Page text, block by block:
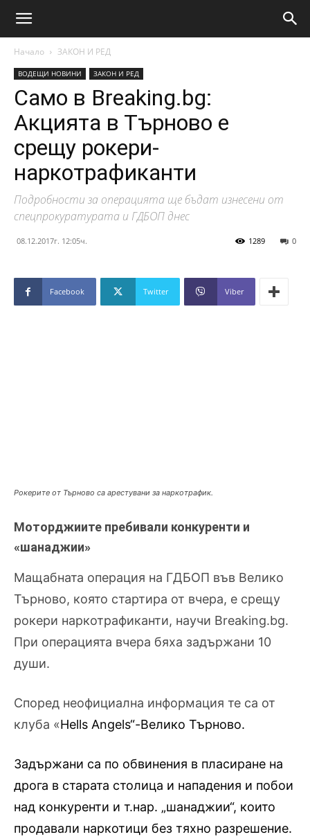
Начало ЗАКОН И РЕД
ВОДЕЩИ НОВИНИ ЗАКОН И РЕД
Само в Breaking.bg:
Акцията в Търново е
срещу рокери-
наркотрафиканти
Подробности за операцията ще бъдат изнесени от
спецпрокуратурата и ГДБОП днес
08.12.2017г. 12:05ч. 0
1289
Facebook Twitter Viber
Рокерите от Търново са арестувани за наркотрафик.
Моторджиите пребивали конкуренти и
«шанаджии»
Мащабната операция на ГДБОП във Велико
Търново, която стартира от вчера, е срещу
рокери наркотрафиканти, научи Breaking.bg.
При операцията вчера бяха задържани 10
души.
Според неофициална информация те са от
клуба «Hells Angels“-Велико Търново.
Задържани са по обвинения в пласиране на
дрога в старата столица и нападения и побои
над конкуренти и т.нар. „шанаджии“, които
продавали наркотици без тяхно разрешение.